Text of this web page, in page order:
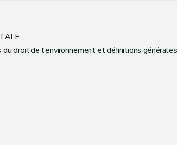
du droit de l'environnement et définitions générales